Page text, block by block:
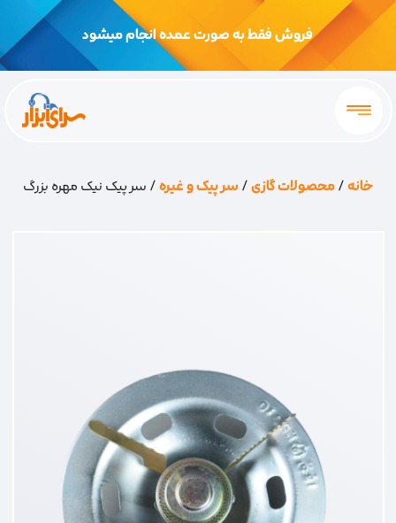
فروش فقط به صورت عمده انجام میشود
خانه/محصولات گازی/سر پیک و غیره/ سر پیک نیک مهره بزرگ